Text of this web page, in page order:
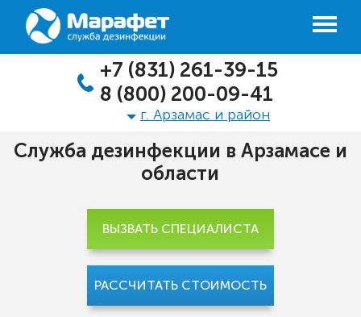
+7 (831) 261-39-15
8 (800) 200-09-41
г. Арзамас и район
Служба дезинфекции в Арзамасе и
области
ВЫЗВАТЬ СПЕЦИАЛИСТА
РАССЧИТАТЬ СТОИМОСТЬ